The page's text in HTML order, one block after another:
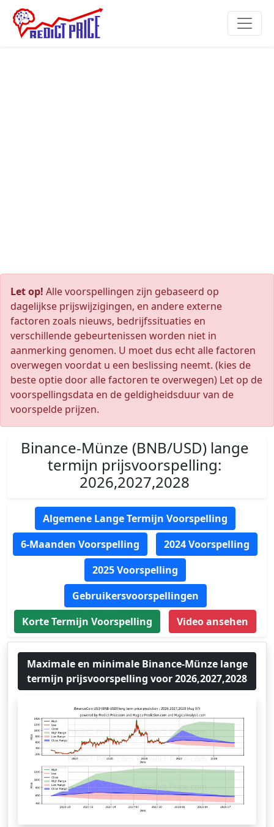
Let op! Alle voorspellingen zijn gebaseerd op
dagelijkse prijswijzigingen, en andere externe
factoren zoals nieuws, bedrijfssituaties en
verschillende gebeurtenissen worden niet in
aanmerking genomen. U moet dus echt alle factoren
overwegen voordat u een beslissing neemt. (kies de
beste optie door alle factoren te overwegen) Let op de
voorspellingsdata en de geldigheidsduur van de
voorspelde prijzen.
Binance-Münze (BNB/USD) lange
termijn prijsvoorspelling:
2026,2027,2028
Algemene Lange Termijn Voorspelling
6-Maanden Voorspelling
2024 Voorspelling
2025 Voorspelling
Gebruikersvoorspellingen
Korte Termijn Voorspelling
Video ansehen
Maximale en minimale Binance-Münze lange
termijn prijsvoorspelling voor 2026,2027,2028